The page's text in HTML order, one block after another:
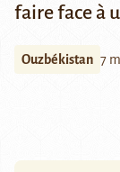
faire face à
Ouzbékistan 7